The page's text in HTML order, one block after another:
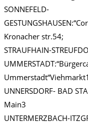
SONNEFELD-
Kronacher str.54;
STRAUFHAIN-
UNNERSDORF- BAD
Main3
UNTERMERZBACH-